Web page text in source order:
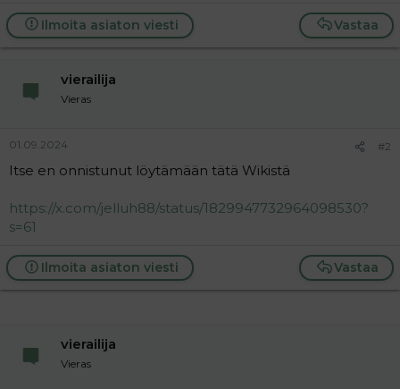
i
t
t
a
t
i
Vastaa
Ilmoita asiaton viesti
vierailija
Vieras
01.09.2024 #2
Itse en onnistunut löytämään tätä Wikistä
https://x.com/jelluh88/status/1829947732964098530?
s=61
Vastaa
Ilmoita asiaton viesti
vierailija
Vieras